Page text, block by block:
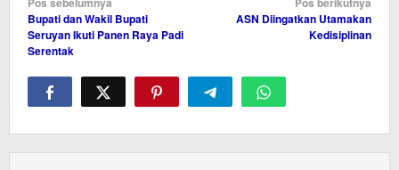
Navigasi
pos
Bupati dan Wakil Bupati
Seruyan Ikuti Panen Raya Padi
Serentak
ASN Diingatkan Utamakan
Kedisiplinan